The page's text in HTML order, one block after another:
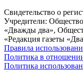
Свидетельство о
Учредители:
«Дважды два»,
«Редакция газеты
Правила
Политика в
Политика